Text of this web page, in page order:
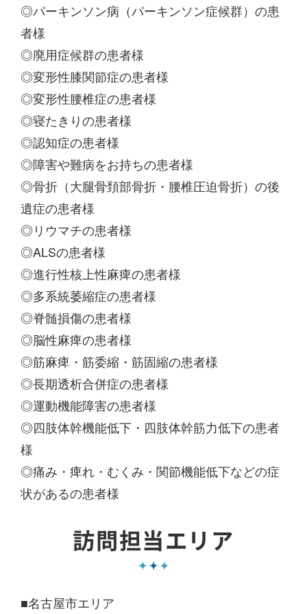
◎パーキンソン病（パーキンソン症候群）の患
者様
◎廃用症候群の患者様
◎変形性膝関節症の患者様
◎変形性腰椎症の患者様
◎寝たきりの患者様
◎認知症の患者様
◎障害や難病をお持ちの患者様
◎骨折（大腿骨頚部骨折・腰椎圧迫骨折）の後
遺症の患者様
◎リウマチの患者様
◎ALSの患者様
◎進行性核上性麻痺の患者様
◎多系統萎縮症の患者様
◎脊髄損傷の患者様
◎脳性麻痺の患者様
◎筋麻痺・筋委縮・筋固縮の患者様
◎長期透析合併症の患者様
◎運動機能障害の患者様
◎四肢体幹機能低下・四肢体幹筋力低下の患者
様
◎痛み・痺れ・むくみ・関節機能低下などの症
状があるの患者様
訪問担当エリア
■名古屋市エリア